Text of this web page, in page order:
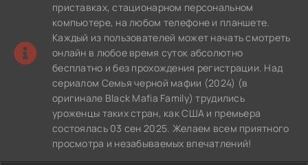
приставках, стационарном персональном
компьютере, на любом телефоне и планшете.
Каждый из пользователей может начать смотреть
онлайн в любое время суток абсолютно
бесплатно и без прохождения регистрации. Над
сериалом Семья черной мафии (2024) (в
оригинале Black Mafia Family) трудились
уроженцы таких стран, как США и премьера
состоялась 03 сен 2025. Желаем всем приятного
просмотра и незабываемых впечатлений!